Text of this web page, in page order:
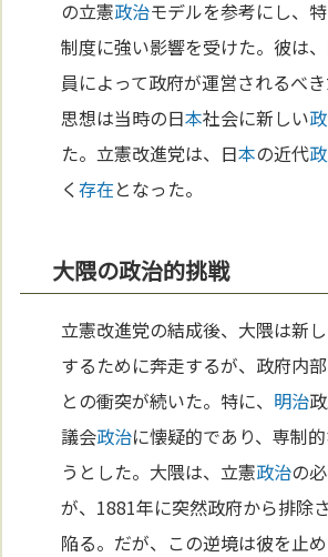
の立憲政治モデルを参考にし、
制度に強い影響を受けた。彼は、
員によって政府が運営されるべ
思想は当時の日本社会に新しい
た。立憲改進党は、日本の近代
く存在となった。
大隈の政治的挑戦
立憲改進党の結成後、大隈は新
するために奔走するが、政府内
との衝突が続いた。特に、 明治
議会政治に懐疑的であり、専制
うとした。大隈は、立憲政治の
が、1881年に突然政府から排除
陥る。だが、この逆境は彼を止